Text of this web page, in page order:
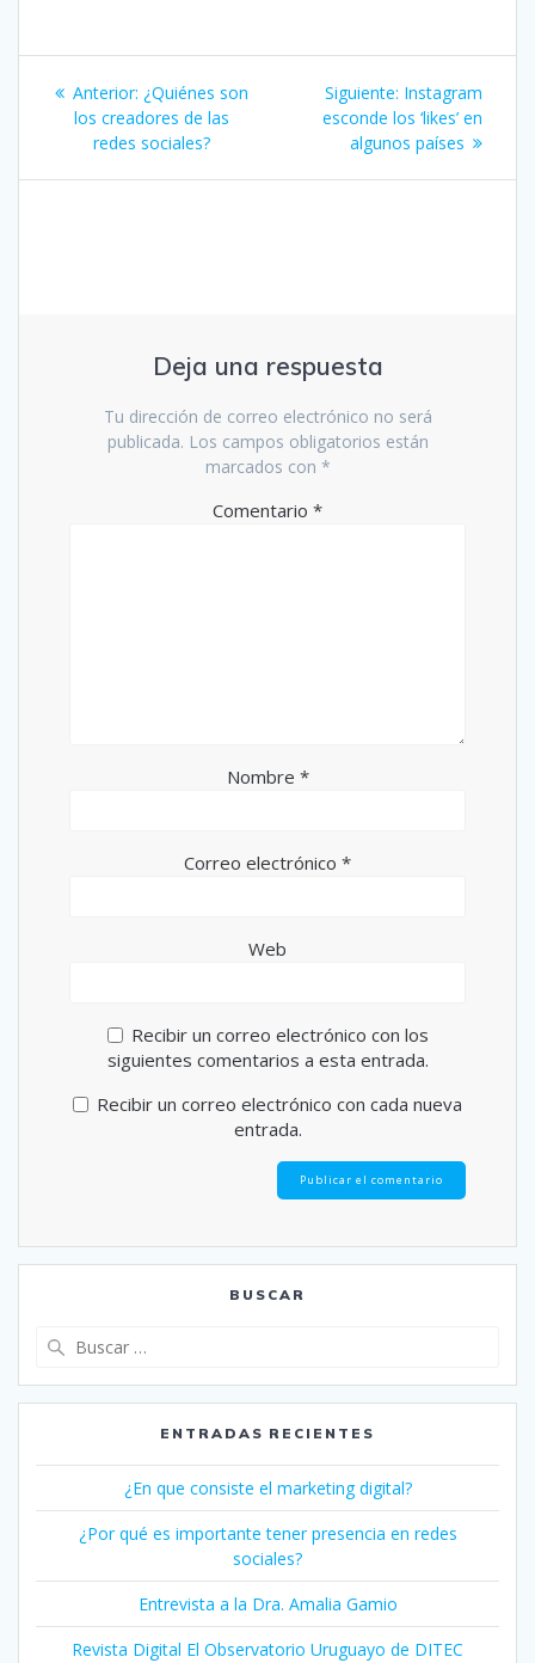
Navegación
entradas
Anterior: Entrada
anterior:
¿Quiénes son
los creadores de las
redes sociales?
Siguiente: Siguiente
entrada:
Instagram
esconde los ‘likes’ en
algunos países
Deja una respuesta
Tu dirección de correo electrónico no será
publicada. Los campos obligatorios están
marcados con *
Comentario *
Nombre *
Correo electrónico *
Web
Recibir un correo electrónico con los
siguientes comentarios a esta entrada.
Recibir un correo electrónico con cada nueva
entrada.
BUSCAR
ENTRADAS RECIENTES
¿En que consiste el marketing digital?
¿Por qué es importante tener presencia en redes
sociales?
Entrevista a la Dra. Amalia Gamio
Revista Digital El Observatorio Uruguayo de DITEC